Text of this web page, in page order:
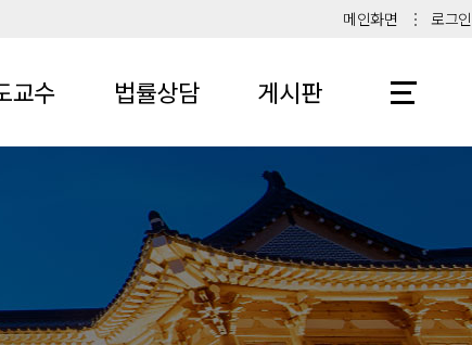
메인화면 로그인
교수 법률상담
온라인상담
게시판
공지사항
법률상식
자료실